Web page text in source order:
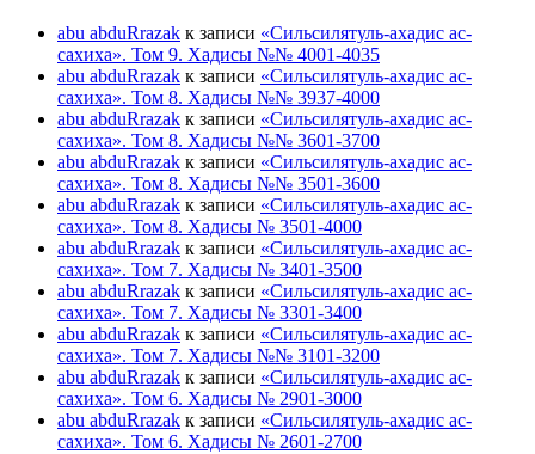
abu abduRrazak к записи «Сильсилятуль-ахадис ас-
сахиха». Том 9. Хадисы №№ 4001-4035
abu abduRrazak к записи «Сильсилятуль-ахадис ас-
сахиха». Том 8. Хадисы №№ 3937-4000
abu abduRrazak к записи «Сильсилятуль-ахадис ас-
сахиха». Том 8. Хадисы №№ 3601-3700
abu abduRrazak к записи «Сильсилятуль-ахадис ас-
сахиха». Том 8. Хадисы №№ 3501-3600
abu abduRrazak к записи «Сильсилятуль-ахадис ас-
сахиха». Том 8. Хадисы № 3501-4000
abu abduRrazak к записи «Сильсилятуль-ахадис ас-
сахиха». Том 7. Хадисы № 3401-3500
abu abduRrazak к записи «Сильсилятуль-ахадис ас-
сахиха». Том 7. Хадисы № 3301-3400
abu abduRrazak к записи «Сильсилятуль-ахадис ас-
сахиха». Том 7. Хадисы №№ 3101-3200
abu abduRrazak к записи «Сильсилятуль-ахадис ас-
сахиха». Том 6. Хадисы № 2901-3000
abu abduRrazak к записи «Сильсилятуль-ахадис ас-
сахиха». Том 6. Хадисы № 2601-2700